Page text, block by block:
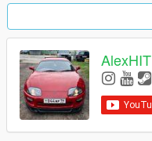
AlexHIT